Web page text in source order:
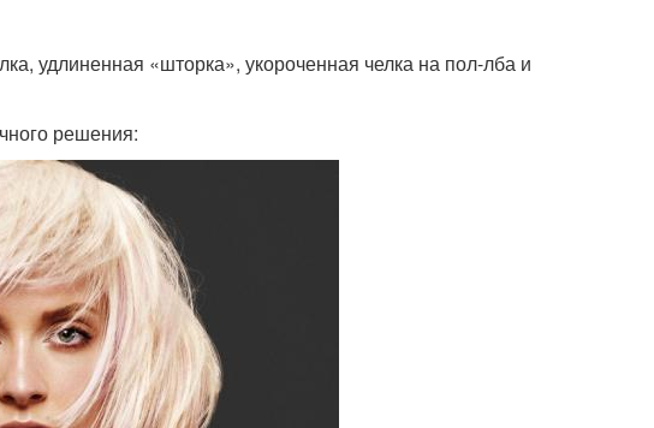
удлиненная «шторка», укороченная челка на пол-лба и
решения: